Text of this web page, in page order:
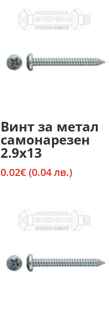
Винт за метал
самонарезен
2.9х13
0.02€ (0.04 лв.)